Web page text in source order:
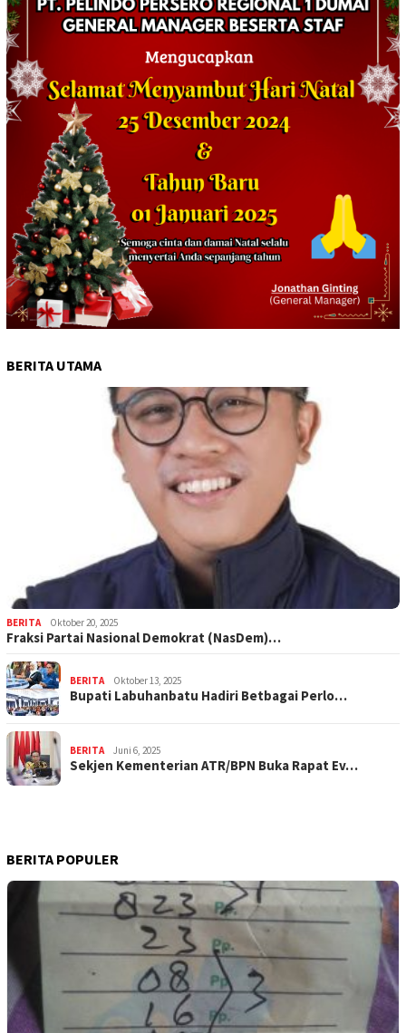
BERITA UTAMA
BERITA Oktober 20, 2025
Fraksi Partai Nasional Demokrat (NasDem)…
BERITA Oktober 13, 2025
Bupati Labuhanbatu Hadiri Betbagai Perlo…
BERITA Juni 6, 2025
Sekjen Kementerian ATR/BPN Buka Rapat Ev…
BERITA POPULER